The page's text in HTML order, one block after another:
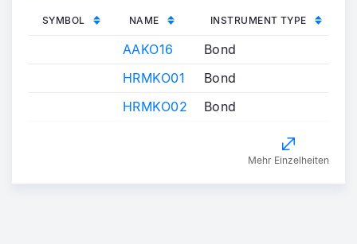
SYMBOL NAME INSTRUMENT TYPE
AAKO16
Bond
HRMKO01
Bond
HRMKO02
Bond
Mehr Einzelheiten